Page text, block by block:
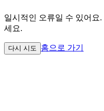
일시적인 오류일 수 있어요.
세요.
다시 시도 홈으로 가기